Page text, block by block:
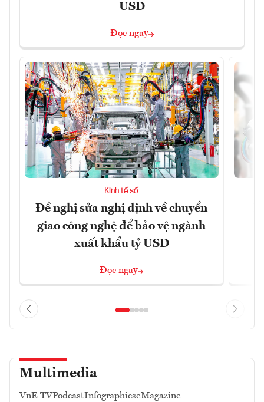
USD
Đọc ngay
Kinh tế số
Đề nghị sửa nghị định về chuyển
giao công nghệ để bảo vệ ngành
xuất khẩu tỷ USD
Đọc ngay
Multimedia
VnE TVPodcastInfographicseMagazine